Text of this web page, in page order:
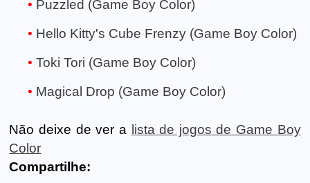
Puzzled (Game Boy Color)
Hello Kitty's Cube Frenzy (Game Boy Color)
Toki Tori (Game Boy Color)
Magical Drop (Game Boy Color)
Não deixe de ver a lista de jogos de Game Boy
Color
Compartilhe: